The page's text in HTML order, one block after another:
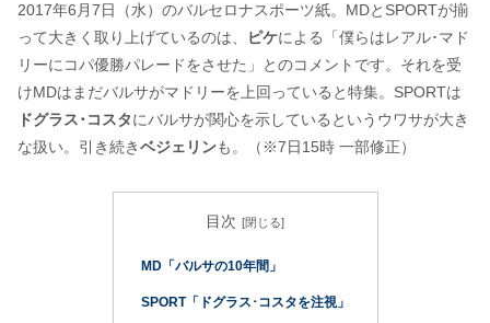
2017年6月7日（水）のバルセロナスポーツ紙。MDとSPORTが揃
って大きく取り上げているのは、
ピケによる「僕らはレアル･マド
リーにコパ優勝パレードをさせた」とのコメントです。それを受
けMDはまだバルサがマドリーを上回っていると特集。SPORTは
ドグラス･コスタにバルサが関心を示しているというウワサが大き
な扱い。引き続きベジェリンも。（※7日15時 一部修正）
目次
MD「バルサの10年間」
SPORT「ドグラス･コスタを注視」